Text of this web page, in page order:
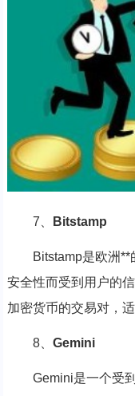
7、 Bitstamp
Bitstamp是欧洲**
安全性而受到用户的
加密货币的交易对，
8、 Gemini
Gemini是一个受